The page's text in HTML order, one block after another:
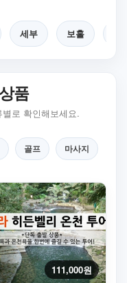
세부 보홀
품
로 확인해보세요.
골프 마사지
111,000원